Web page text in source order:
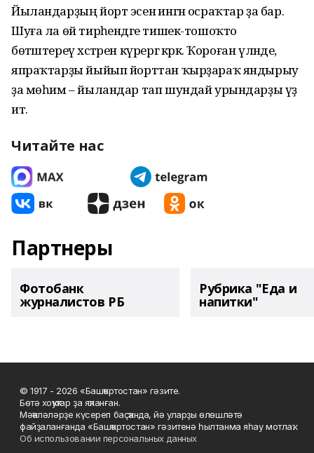
Йыландарҙың йорт эсенә ингән осраҡтар ҙа бар.
Шуға ла өй тирәһендәге тишек-тошоҡто
бөтәштереү хәстәрен күрергә кәрәк. Ҡороған үләнде,
япраҡтарҙы йыйып йорттан ҡырҙараҡ яндырыу
ҙа мөһим – йыландар тап шундай урындарҙы үҙ
итә.
Читайте нас
Партнеры
Фотобанк
журналистов РБ
Рубрика "Еда и
напитки"
© 1917 - 2026 «Башҡортостан» гәзите.
Бөтә хоҡуҡтар ҙа яҡланған.
Мәҡәләләрҙе күсереп баҫҡанда, йә уларҙы өлөшләтә
файҙаланғанда «Башҡортостан» гәзитенә һылтанма яһау мотлаҡ.
Об использовании персональных данных